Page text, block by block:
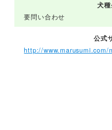
犬
要問い合わせ
公式
http://www.marusumi.com/